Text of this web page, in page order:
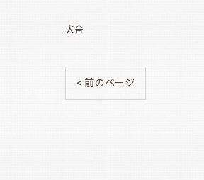
犬舎
< 前のページ